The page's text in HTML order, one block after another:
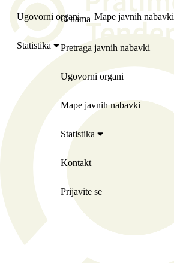
Ugovorni organi Mape javnih nabavki
Statistika
O nama
Pretraga javnih nabavki
Ugovorni organi
Mape javnih nabavki
Statistika
Kontakt
Prijavite se